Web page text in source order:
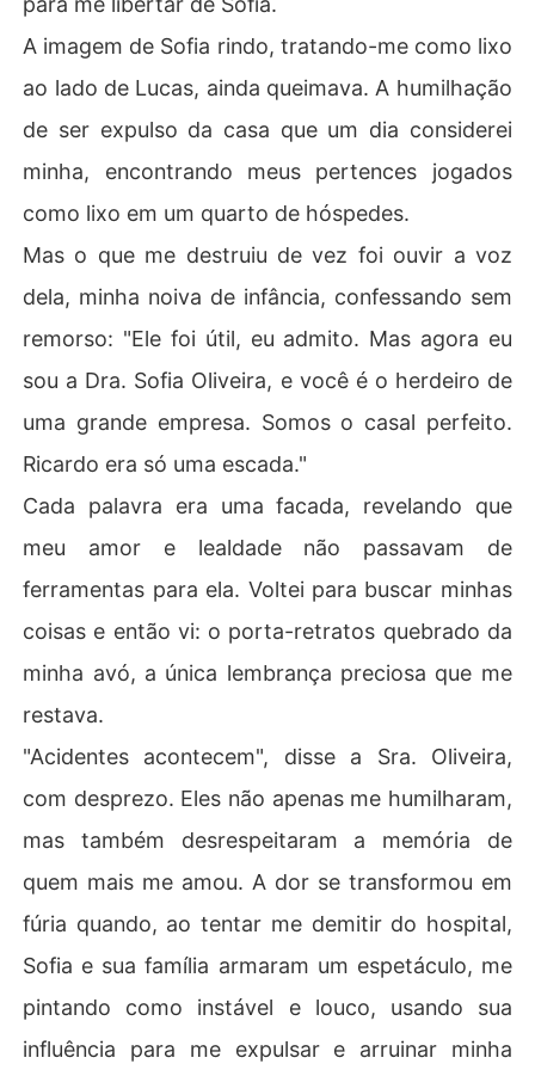
s quebrado da minha avó, a única lembrança preciosa q
ue me restava.
"Acidentes acontecem", disse a Sra. Oliveira, com despr
ezo. Eles não apenas me humilharam, mas também desr
espeitaram a memória de quem mais me amou. A dor se
transformou em fúria quando, ao tentar me demitir do
hospital, Sofia e sua família armaram um espetáculo, m
e pintando como instável e louco, usando sua influência
para me expulsar e arruinar minha carreira.
Mas a reviravolta mais cruel veio quando descobri que
a intromissão deles em minha vida culminou na morte
de minha avó, que não pôde pedir ajuda a tempo. Todo
amor, dedicação e sacrifício se desintegraram.
A vida que construí se desfez em mentiras. Quem era e
o e casado com uma estranha.
o." Esse ato de loucura se tornou a única chance de sob
revivência. Eu precisava cortar todos os laços e começ
ção. Com uma decisão fria e determinada, eu me virava
para um futuro incerto, mas finalmente livre.
A imagem de Sofia rindo, tratando-me como lixo
ao lado de Lucas, ainda queimava. A humilhação
de ser expulso da casa que um dia considerei
minha, encontrando meus pertences jogados
como lixo em um quarto de hóspedes.
Mas o que me destruiu de vez foi ouvir a voz
dela, minha noiva de infância, confessando sem
remorso: "Ele foi útil, eu admito. Mas agora eu
sou a Dra. Sofia Oliveira, e você é o herdeiro de
uma grande empresa. Somos o casal perfeito.
Ricardo era só uma escada."
Cada palavra era uma facada, revelando que
meu amor e lealdade não passavam de
ferramentas para ela. Voltei para buscar minhas
coisas e então vi: o porta-retratos quebrado da
minha avó, a única lembrança preciosa que me
restava.
"Acidentes acontecem", disse a Sra. Oliveira,
com desprezo. Eles não apenas me humilharam,
mas também desrespeitaram a memória de
quem mais me amou. A dor se transformou em
fúria quando, ao tentar me demitir do hospital,
Sofia e sua família armaram um espetáculo, me
pintando como instável e louco, usando sua
influência para me expulsar e arruinar minha